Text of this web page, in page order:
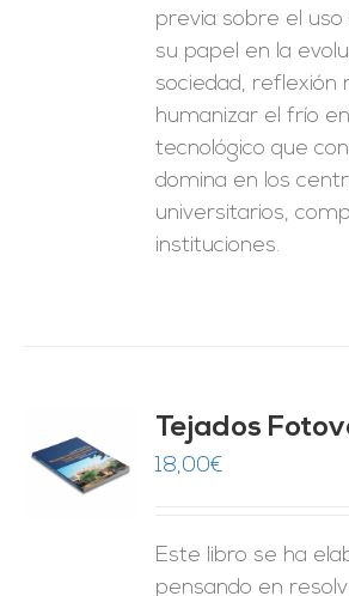
previa sobre el
su papel en la
sociedad, reflexión
humanizar el frío
tecnológico que
domina en los
universitarios,
instituciones.
Tejados
18,00€
Este libro se ha
pensando en